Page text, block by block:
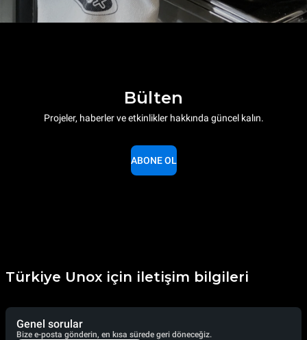
Bülten
Projeler, haberler ve etkinlikler hakkında güncel kalın.
ABONE OL
Türkiye Unox için iletişim bilgileri
Genel sorular
Bize e-posta gönderin, en kısa sürede geri döneceğiz.